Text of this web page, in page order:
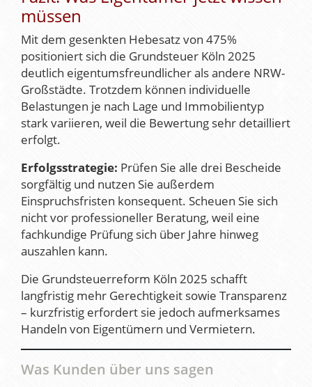
müssen
Mit dem gesenkten Hebesatz von 475%
positioniert sich die Grundsteuer Köln 2025
deutlich eigentumsfreundlicher als andere NRW-
Großstädte. Trotzdem können individuelle
Belastungen je nach Lage und Immobilientyp
stark variieren, weil die Bewertung sehr detailliert
erfolgt.
Erfolgsstrategie: Prüfen Sie alle drei Bescheide
sorgfältig und nutzen Sie außerdem
Einspruchsfristen konsequent. Scheuen Sie sich
nicht vor professioneller Beratung, weil eine
fachkundige Prüfung sich über Jahre hinweg
auszahlen kann.
Die Grundsteuerreform Köln 2025 schafft
langfristig mehr Gerechtigkeit sowie Transparenz
– kurzfristig erfordert sie jedoch aufmerksames
Handeln von Eigentümern und Vermietern.
Was Kunden über uns sagen